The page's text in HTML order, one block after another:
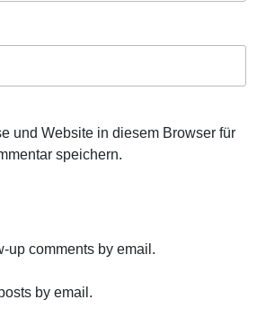
und Website in diesem Browser für
speichern.
up comments by email.
by email.